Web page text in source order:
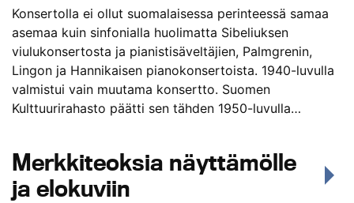
Konsertolla ei ollut suomalaisessa perinteessä samaa
asemaa kuin sinfonialla huolimatta Sibeliuksen
viulukonsertosta ja pianistisäveltäjien, Palmgrenin,
Lingon ja Hannikaisen pianokonsertoista. 1940-luvulla
valmistui vain muutama konsertto. Suomen
Kulttuurirahasto päätti sen tähden 1950-luvulla…
Merkkiteoksia näyttämölle
ja elokuviin